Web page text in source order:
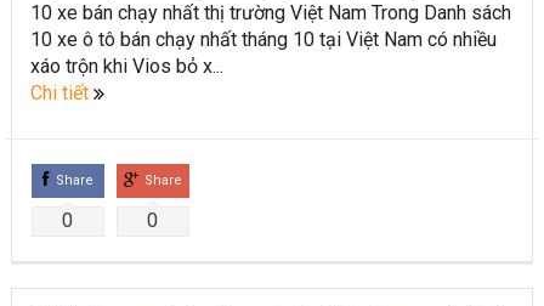
10 xe bán chạy nhất thị trường Việt Nam Trong Danh sách
10 xe ô tô bán chạy nhất tháng 10 tại Việt Nam có nhiều
xáo trộn khi Vios bỏ x...
Chi tiết
Share
0
Share
0